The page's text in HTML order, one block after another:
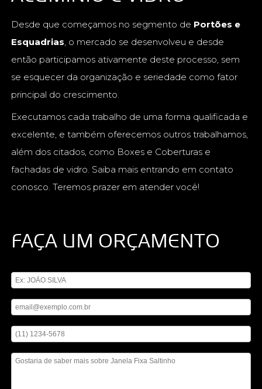
Desde que começamos no segmento de Portões e
Esquadrias, o mercado se desenvolveu e desde
então participamos ativamente deste processo, sem
se esquecer da organização e seriedade como fator
principal do crescimento.
Executamos cada trabalho de uma forma qualificada e
excelente, e também oferecemos outros trabalhamos,
além dos citados, como Boxes e Coberturas e
fachadas de vidro. Saiba mais entrando em contato
conosco. Teremos prazer em atender você!
FAÇA UM ORÇAMENTO